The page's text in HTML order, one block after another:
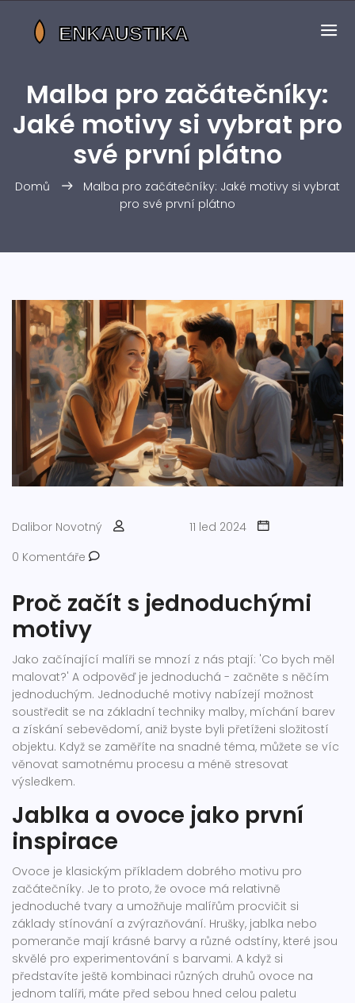
Malba pro začátečníky:
Jaké motivy si vybrat pro
své první plátno
Domů
Malba pro začátečníky: Jaké motivy si vybrat
pro své první plátno
Dalibor Novotný
11 led 2024
0 Komentáře
Proč začít s jednoduchými
motivy
Jako začínající malíři se mnozí z nás ptají: 'Co bych měl
malovat?' A odpověď je jednoduchá - začněte s něčím
jednoduchým. Jednoduché motivy nabízejí možnost
soustředit se na základní techniky malby, míchání barev
a získání sebevědomí, aniž byste byli přetíženi složitostí
objektu. Když se zaměříte na snadné téma, můžete se víc
věnovat samotnému procesu a méně stresovat
výsledkem.
Jablka a ovoce jako první
inspirace
Ovoce je klasickým příkladem dobrého motivu pro
začátečníky. Je to proto, že ovoce má relativně
jednoduché tvary a umožňuje malířům procvičit si
základy stínování a zvýrazňování. Hrušky, jablka nebo
pomeranče mají krásné barvy a různé odstíny, které jsou
skvělé pro experimentování s barvami. A když si
představíte ještě kombinaci různých druhů ovoce na
jednom talíři, máte před sebou hned celou paletu